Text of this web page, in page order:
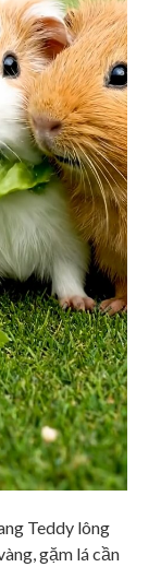
Teddy lông
gặm lá cần